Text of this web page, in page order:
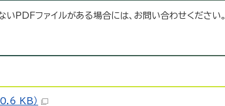
PDFファイルがある場合には、お問い合わせください。
KB）